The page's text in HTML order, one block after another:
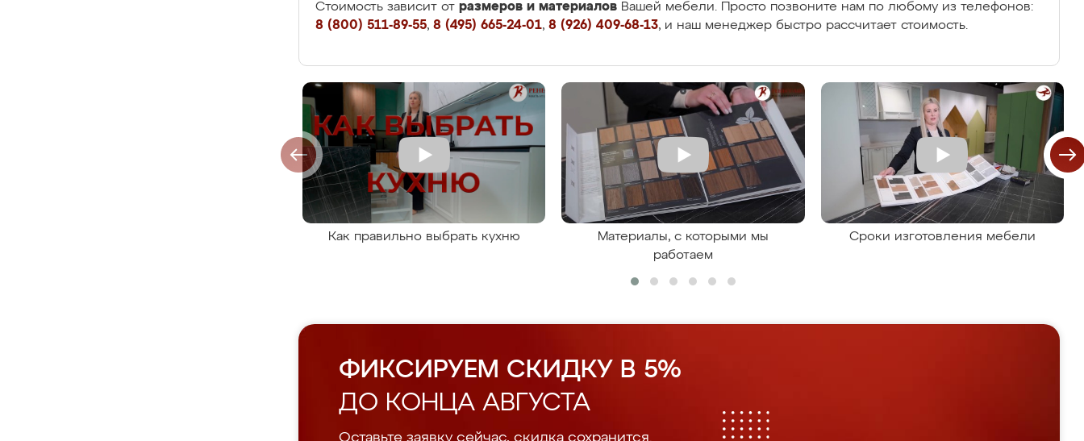
Стоимость зависит от размеров и материалов Вашей мебели. Просто позвоните нам по любому из телефонов:
8 (800) 511-89-55, 8 (495) 665-24-01, 8 (926) 409-68-13, и наш менеджер быстро рассчитает стоимость.
Как правильно выбрать кухню
Материалы, с которыми мы
работаем
Сроки изготовления мебели
ФИКСИРУЕМ СКИДКУ В 5%
ДО КОНЦА АВГУСТА
Оставьте заявку сейчас, скидка сохранится.